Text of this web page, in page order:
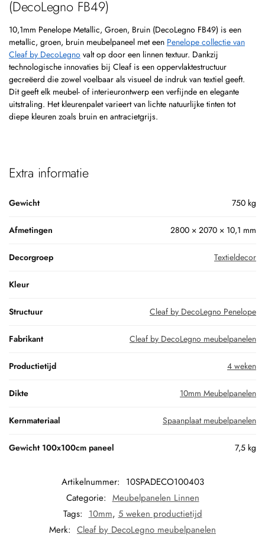
(DecoLegno FB49)
10,1mm Penelope Metallic, Groen, Bruin (DecoLegno FB49) is een
metallic, groen, bruin meubelpaneel met een Penelope collectie van
Cleaf by DecoLegno valt op door een linnen textuur. Dankzij
technologische innovaties bij Cleaf is een oppervlaktestructuur
gecreëerd die zowel voelbaar als visueel de indruk van textiel geeft.
Dit geeft elk meubel- of interieurontwerp een verfijnde en elegante
uitstraling. Het kleurenpalet varieert van lichte natuurlijke tinten tot
diepe kleuren zoals bruin en antracietgrijs.
Extra informatie
Gewicht 750 kg
Afmetingen 2800 × 2070 × 10,1 mm
Decorgroep Textieldecor
Kleur
Structuur Cleaf by DecoLegno Penelope
Fabrikant Cleaf by DecoLegno meubelpanelen
Productietijd 4 weken
Dikte 10mm Meubelpanelen
Kernmateriaal Spaanplaat meubelpanelen
Gewicht 100x100cm paneel 7,5 kg
Artikelnummer: 10SPADECO100403
Categorie: Meubelpanelen Linnen
Tags: 10mm, 5 weken productietijd
Merk: Cleaf by DecoLegno meubelpanelen